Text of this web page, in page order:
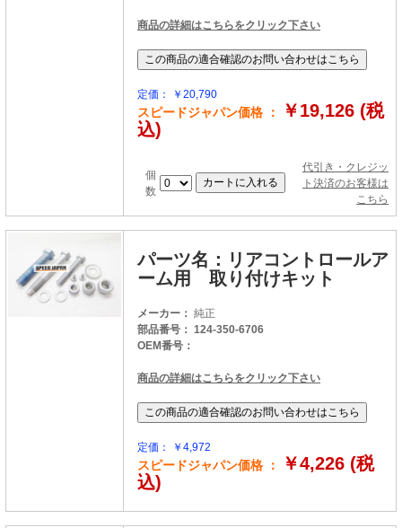
商品の詳細はこちらをクリック下さい
定価： ￥20,790
スピードジャパン価格 ：
￥19,126 (税
込)
個
数
代引き・クレジッ
ト決済のお客様は
こちら
パーツ名：リアコントロールア
ーム用 取り付けキット
メーカー： 純正
部品番号： 124-350-6706
OEM番号：
商品の詳細はこちらをクリック下さい
定価： ￥4,972
スピードジャパン価格 ：
￥4,226 (税
込)